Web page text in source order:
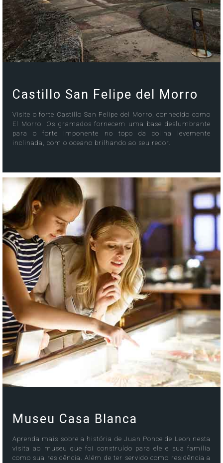
Castillo San Felipe del Morro
Visite o forte Castillo San Felipe del Morro, conhecido como
El Morro. Os gramados fornecem uma base deslumbrante
para o forte imponente no topo da colina levemente
inclinada, com o oceano brilhando ao seu redor.
Museu Casa Blanca
Aprenda mais sobre a história de Juan Ponce de Leon nesta
visita ao museu que foi construído para ele e sua família
como sua residência. Além de ter servido como residência a